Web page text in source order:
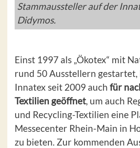
Stammaussteller auf der
Didymos.
Einst 1997 als „Ökotex“ mit
rund 50 Ausstellern gestartet,
Innatex seit 2009 auch für
Textilien geöffnet, um auch
und Recycling-Textilien eine
Messecenter Rhein-Main in
zu bieten. Zur kommenden